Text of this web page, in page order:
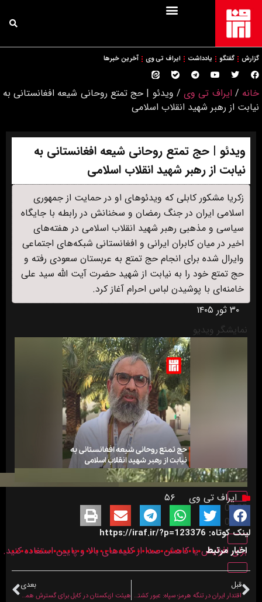
گزارش گفتگو یادداشت ایراف تی وی آخرین خبرها
خانه / ایراف تی وی/ ویدئو | حج تمتع روحانی شیعه افغانستانی به
نیابت از رهبر شهید انقلاب اسلامی
ویدئو | حج تمتع روحانی شیعه افغانستانی به
نیابت از رهبر شهید انقلاب اسلامی
زکریا مشکور کابلی که ویدئوهای او در حمایت از جمهوری
اسلامی ایران در جنگ رمضان و سخنانش در رابطه با جایگاه
سیاسی و مذهبی رهبر شهید انقلاب اسلامی در هفته‌های
اخیر در میان کابران ایرانی و افغانستانی شبکه‌های اجتماعی
وایرال شده برای انجام حج تمتع به عربستان سعودی رفته و
حج تمتع خود را به نیابت از شهید حضرت آیت الله سید علی
خامنه‌ای با پوشیدن لباس احرام آغاز کرد.
۳۰ ثور ۱۴۰۵
نمایشگر ویدیو
00:00
00:00
برای افزایش یا کاهش صدا از کلیدهای بالا و پایین استفاده کنید.
ایراف تی وی ۵۶
لینک کوتاه: https://iraf.ir/?p=123376
اخبار مرتبط
قبل
اقتدار ایران در تنگه هرمز؛ سپاه: عبور کشتی‌ها صرفاً با مجوز و تأمین امنیت ما انجام می‌شود
بعدی
هیئت ازبکستان در کابل برای گسترش همکاری‌های صنعتی و تجاری